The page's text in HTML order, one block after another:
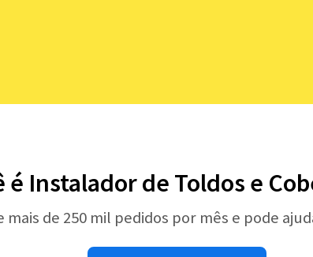
é Instalador de Toldos e
mais de 250 mil pedidos por mês e pode